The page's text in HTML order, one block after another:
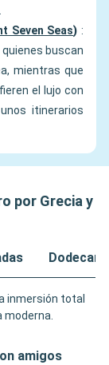
Seven Seas) :
buscan
mientras que
el lujo con
itinerarios
por Grecia y
inmersión total
moderna.
amigos